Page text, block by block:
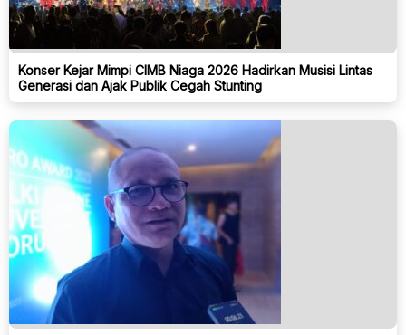
Konser Kejar Mimpi CIMB Niaga 2026 Hadirkan Musisi Lintas
Generasi dan Ajak Publik Cegah Stunting